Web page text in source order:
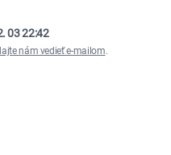
03 22:42
nám vedieť e-mailom.